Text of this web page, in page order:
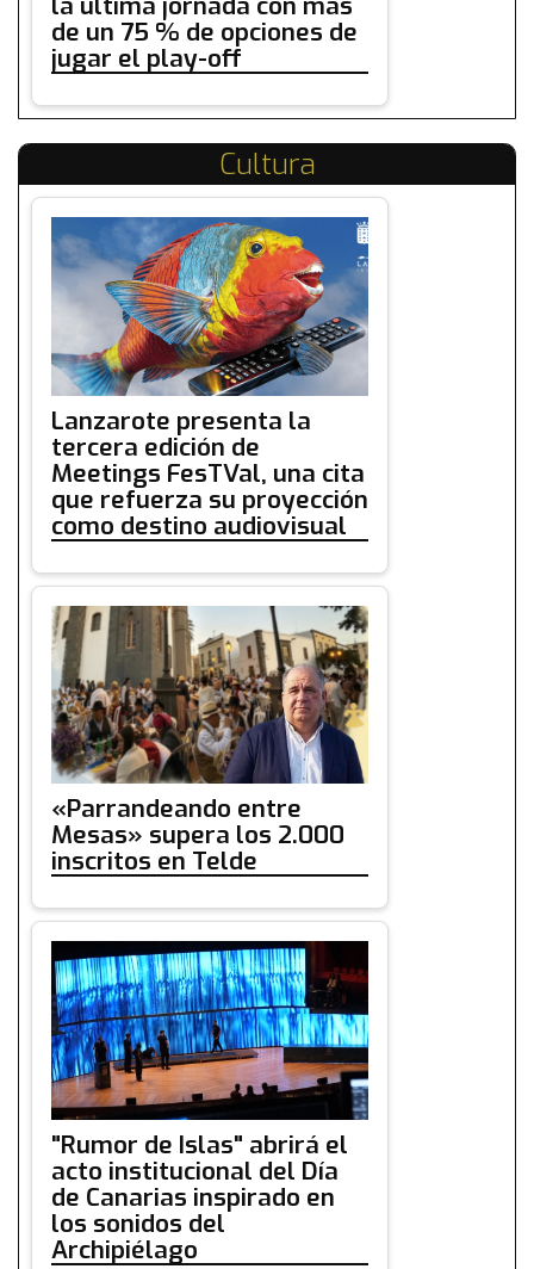
de un 75 % de opciones de
jugar el play-off
Cultura
Lanzarote presenta la
tercera edición de
Meetings FesTVal, una cita
que refuerza su proyección
como destino audiovisual
«Parrandeando entre
Mesas» supera los 2.000
inscritos en Telde
"Rumor de Islas" abrirá el
acto institucional del Día
de Canarias inspirado en
los sonidos del
Archipiélago